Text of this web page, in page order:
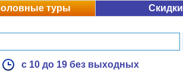
туры Скидки
с 10 до 19 без выходных